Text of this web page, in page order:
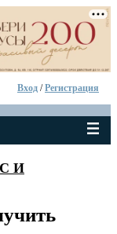
Вход /Регистрация
И